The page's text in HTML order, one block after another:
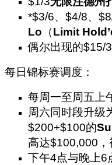
*$3/6、$4/8、
Lo （Limit
偶尔出现的$15/
每日锦标赛调度：
每周一至周五上
周六同时段升级
$200+$100的
高达$100,000，
下午4点与晚上6